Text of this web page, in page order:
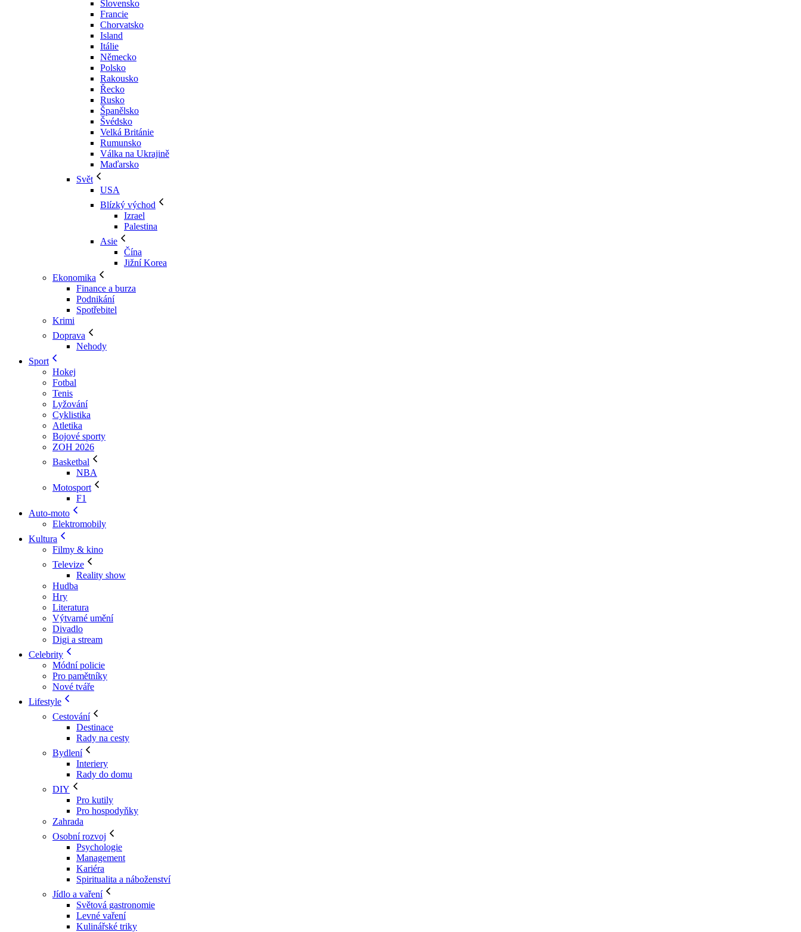
Slovensko
Francie
Chorvatsko
Island
Itálie
Německo
Polsko
Rakousko
Řecko
Rusko
Španělsko
Švédsko
Velká Británie
Rumunsko
Válka na Ukrajině
Maďarsko
Svět
USA
Blízký východ
Izrael
Palestina
Asie
Čína
Jižní Korea
Ekonomika
Finance a burza
Podnikání
Spotřebitel
Krimi
Doprava
Nehody
Sport
Hokej
Fotbal
Tenis
Lyžování
Cyklistika
Atletika
Bojové sporty
ZOH 2026
Basketbal
NBA
Motosport
F1
Auto-moto
Elektromobily
Kultura
Filmy & kino
Televize
Reality show
Hudba
Hry
Literatura
Výtvarné umění
Divadlo
Digi a stream
Celebrity
Módní policie
Pro pamětníky
Nové tváře
Lifestyle
Cestování
Destinace
Rady na cesty
Bydlení
Interiery
Rady do domu
DIY
Pro kutily
Pro hospodyňky
Zahrada
Osobní rozvoj
Psychologie
Management
Kariéra
Spiritualita a náboženství
Jídlo a vaření
Světová gastronomie
Levné vaření
Kulinářské triky